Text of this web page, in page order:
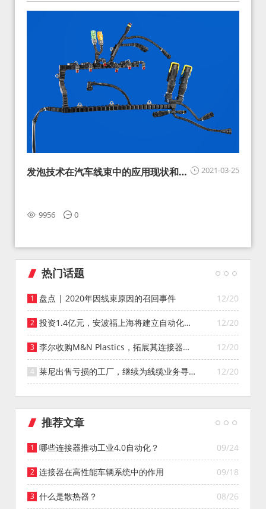
2021-03-25
发泡技术在汽车线束中的应用现状和展
9956 0
热门话题
12/20
盘点 | 2020年因线束原因的召回事件
12/20
投资1.4亿元，安波福上海将建立自动化智
能仓库
12/20
李尔收购M&N Plastics，拓展其连接器系
统业务
12/20
莱尼出售亏损的工厂，继续为线缆业务寻找
投资者
推荐文章
09/24
哪些连接器推动工业4.0自动化？
09/18
连接器在高性能车辆系统中的作用
08/26
什么是散热器？